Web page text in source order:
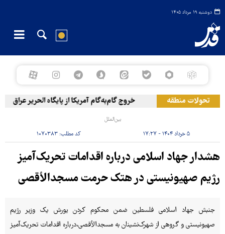
دوشنبه ۱۹ مرداد ۱۴۰۵
تحولات منطقه خروج گام‌به‌گام آمریکا از پایگاه الحریر عراق
بین‌الملل
۵ خرداد ۱۴۰۴ - ۱۷:۲۷ کد مطلب: ۱۰۷۰۳۸۳
هشدار جهاد اسلامی درباره اقدامات تحریک‌آمیز
رژیم صهیونیستی در هتک حرمت مسجدالأقصی
جنبش جهاد اسلامی فلسطین ضمن محکوم کردن یورش یک وزیر رژیم
صهیونیستی و گروهی از شهرک‌نشینان به مسجدالأقصی،درباره اقدامات تحریک‌آمیز